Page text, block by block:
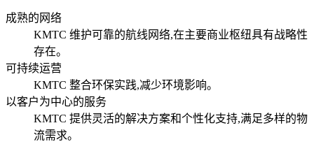
成熟的网络
KMTC 维护可靠的航线网络,在主要商业枢纽具有战略性
存在。
可持续运营
KMTC 整合环保实践,减少环境影响。
以客户为中心的服务
KMTC 提供灵活的解决方案和个性化支持,满足多样的物
流需求。